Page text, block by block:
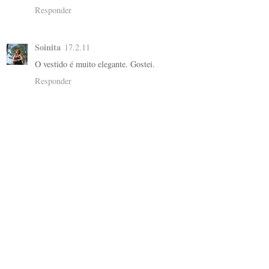
Responder
Soinita 17.2.11
O vestido é muito elegante. Gostei.
Responder